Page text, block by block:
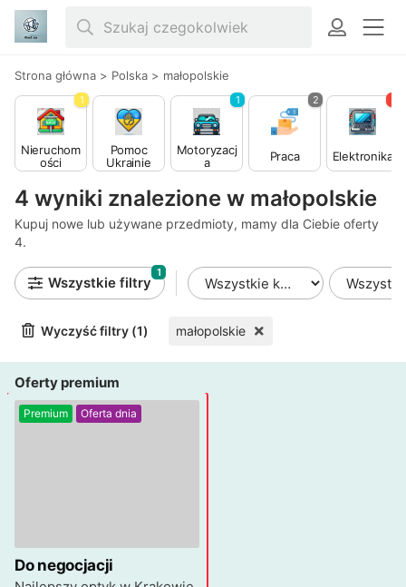
Strona główna > Polska > małopolskie
4 wyniki znalezione w małopolskie
Kupuj nowe lub używane przedmioty, mamy dla Ciebie oferty
4.
Nieruchom
ości
1
Pomoc
Ukrainie
Motoryzacj
a
1
Praca
2
Elektronika
Wszystkie filtry
1
Wyczyść filtry (1) małopolskie
Oferty premium
Premium Oferta dnia
Do negocjacji